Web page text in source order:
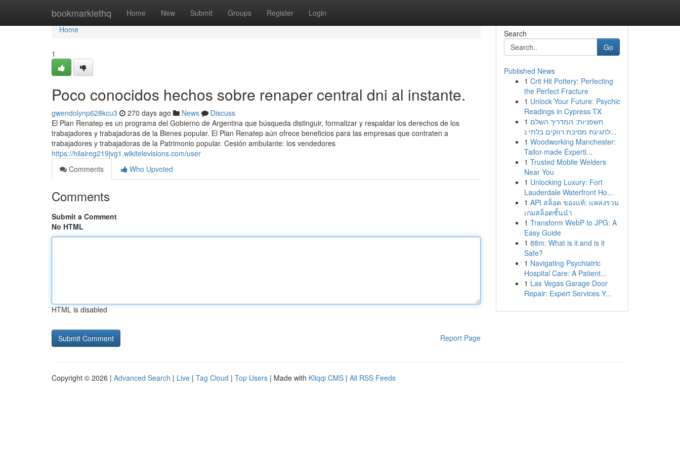
bookmarklethq Home New Submit Groups Register Login
Home
Home
1
Poco conocidos hechos sobre renaper central dni al instante.
gwendolynp628kcu3 270 days ago News
Discuss
El Plan Renatep es un programa del Gobierno de Argentina que búsqueda distinguir, formalizar y respaldar los derechos de los
trabajadores y trabajadoras de la Bienes popular. El Plan Renatep aún ofrece beneficios para las empresas que contraten a
trabajadores y trabajadoras de la Patrimonio popular. Cesión ambulante: los vendedores
https://hilaireg219jvg1.wikitelevisions.com/user
Comments
Who Upvoted
Comments
Submit a Comment
No HTML
HTML is disabled
Report Page
Search
Go
Published News
1 Crit Hit Pottery: Perfecting
the Perfect Fracture
1 Unlock Your Future: Psychic
Readings in Cypress TX
1 חשפניות: המדריך השלם
לחגיגת מסיבת רווקים בלתי נ...
1 Woodworking Manchester:
Tailor-made Experti...
1 Trusted Mobile Welders
Near You
1 Unlocking Luxury: Fort
Lauderdale Waterfront Ho...
1 API สล็อต ของแท้: แหล่งรวม
เกมสล็อตชั้นนำ
1 Transform WebP to JPG: A
Easy Guide
1 88m: What is it and is it
Safe?
1 Navigating Psychiatric
Hospital Care: A Patient...
1 Las Vegas Garage Door
Repair: Expert Services Y...
Copyright © 2026 | Advanced Search | Live | Tag Cloud | Top Users | Made with Kliqqi CMS | All RSS Feeds